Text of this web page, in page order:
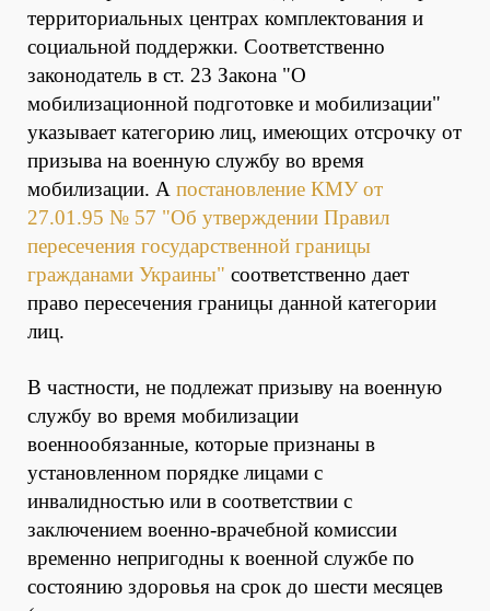
территориальных центрах комплектования и
социальной поддержки. Соответственно
законодатель в ст. 23 Закона "О
мобилизационной подготовке и мобилизации"
указывает категорию лиц, имеющих отсрочку от
призыва на военную службу во время
мобилизации. А постановление КМУ от
27.01.95 № 57 "Об утверждении Правил
пересечения государственной границы
гражданами Украины" соответственно дает
право пересечения границы данной категории
лиц.
В частности, не подлежат призыву на военную
службу во время мобилизации
военнообязанные, которые признаны в
установленном порядке лицами с
инвалидностью или в соответствии с
заключением военно-врачебной комиссии
временно непригодны к военной службе по
состоянию здоровья на срок до шести месяцев